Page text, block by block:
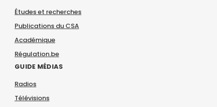
Études et recherches
Publications du CSA
Académique
Régulation.be
GUIDE MÉDIAS
Radios
Télévisions